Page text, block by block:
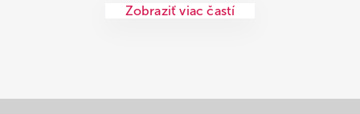
Zobraziť viac častí